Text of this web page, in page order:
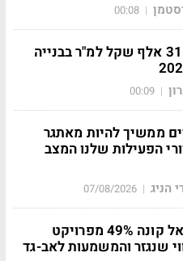
|
00:08
נחלת יהודה: 31 אלף שקל למ"ר בבנייה
|
00:09
ממשיך להיות מאתגר
הפעילות שלנו המצב
הניג |
07/08/2026
אמריקה ישראל קונה 49% מפרויקט
שנגזר והמשמעות לאב-גד